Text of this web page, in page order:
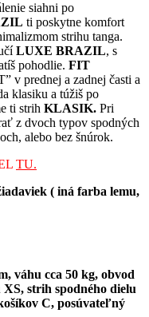
siahni po
ti poskytne komfort
strihu tanga.
LUXE BRAZIL, s
pohodlie. FIT
v prednej a zadnej časti a
klasiku a túžiš po
ti strih KLASIK. Pri
z dvoch typov spodných
alebo bez šnúrok.
TU.
( iná farba lemu,
váhu cca 50 kg, obvod
strih spodného dielu
C, posúvateľný